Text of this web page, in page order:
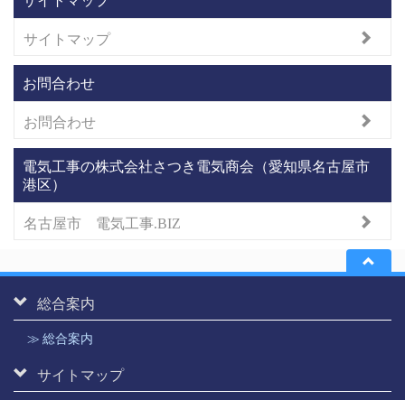
サイトマップ
お問合わせ
お問合わせ
電気工事の株式会社さつき電気商会（愛知県名古屋市
港区）
名古屋市 電気工事.BIZ
総合案内
≫ 総合案内
サイトマップ